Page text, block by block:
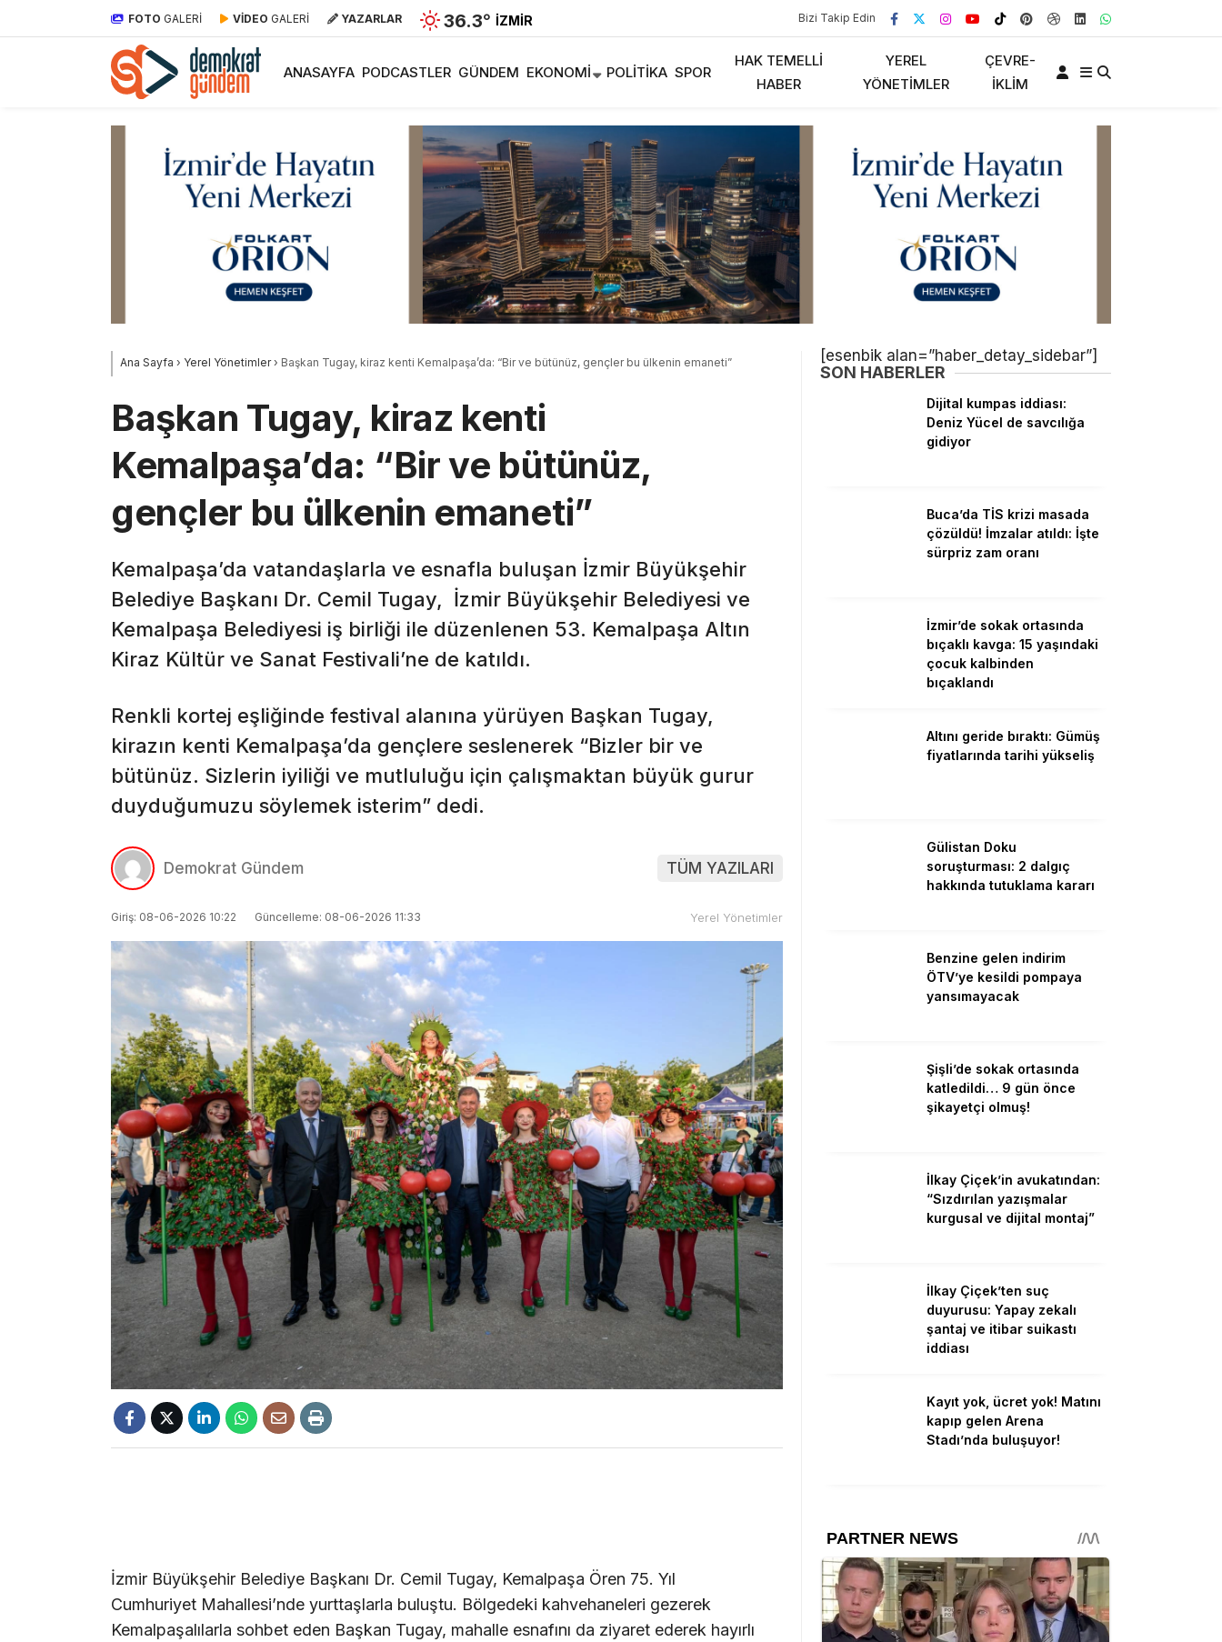
Podcastler
Gündem
Ekonomi
Spor
Hak Temelli Haber
FOTO GALERİ VİDEO GALERİ YAZARLAR 36.3° İZMIR Bizi Takip Edin
ANASAYFA PODCASTLER GÜNDEM EKONOMI POLITIKA SPOR
HAK TEMELLI
HABER
YEREL
YÖNETIMLER
ÇEVRE-
İKLIM
Ana Sayfa › Yerel Yönetimler› Başkan Tugay, kiraz kenti Kemalpaşa’da: “Bir ve bütünüz, gençler bu ülkenin emaneti”
Başkan Tugay, kiraz kenti
Kemalpaşa’da: “Bir ve bütünüz,
gençler bu ülkenin emaneti”
Kemalpaşa’da vatandaşlarla ve esnafla buluşan İzmir Büyükşehir
Belediye Başkanı Dr. Cemil Tugay, İzmir Büyükşehir Belediyesi ve
Kemalpaşa Belediyesi iş birliği ile düzenlenen 53. Kemalpaşa Altın
Kiraz Kültür ve Sanat Festivali’ne de katıldı.
Renkli kortej eşliğinde festival alanına yürüyen Başkan Tugay,
kirazın kenti Kemalpaşa’da gençlere seslenerek “Bizler bir ve
bütünüz. Sizlerin iyiliği ve mutluluğu için çalışmaktan büyük gurur
duyduğumuzu söylemek isterim” dedi.
Demokrat Gündem TÜM YAZILARI
Giriş: 08-06-2026 10:22 Güncelleme: 08-06-2026 11:33 Yerel Yönetimler
İzmir Büyükşehir Belediye Başkanı Dr. Cemil Tugay, Kemalpaşa Ören 75. Yıl
Cumhuriyet Mahallesi’nde yurttaşlarla buluştu. Bölgedeki kahvehaneleri gezerek
Kemalpaşalılarla sohbet eden Başkan Tugay, mahalle esnafını da ziyaret ederek hayırlı
[esenbik alan=”haber_detay_sidebar”]
SON HABERLER
Dijital kumpas iddiası:
Deniz Yücel de savcılığa
gidiyor
Buca’da TİS krizi masada
çözüldü! İmzalar atıldı: İşte
sürpriz zam oranı
İzmir’de sokak ortasında
bıçaklı kavga: 15 yaşındaki
çocuk kalbinden
bıçaklandı
Altını geride bıraktı: Gümüş
fiyatlarında tarihi yükseliş
Gülistan Doku
soruşturması: 2 dalgıç
hakkında tutuklama kararı
Benzine gelen indirim
ÖTV’ye kesildi pompaya
yansımayacak
Şişli’de sokak ortasında
katledildi… 9 gün önce
şikayetçi olmuş!
İlkay Çiçek’in avukatından:
“Sızdırılan yazışmalar
kurgusal ve dijital montaj”
İlkay Çiçek’ten suç
duyurusu: Yapay zekalı
şantaj ve itibar suikastı
iddiası
Kayıt yok, ücret yok! Matını
kapıp gelen Arena
Stadı’nda buluşuyor!